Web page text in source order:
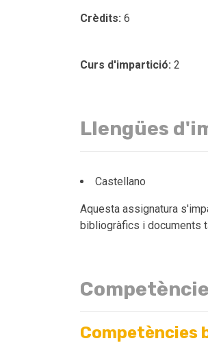
Crèdits: 6
Curs d'impartició: 2
Llengües
Castellano
Aquesta assignatura
bibliogràfics i documents
Competències